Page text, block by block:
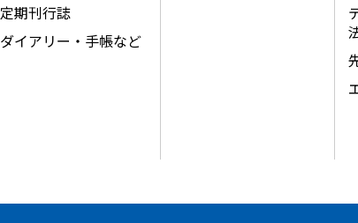
定期刊行誌
ダイアリー・手帳など